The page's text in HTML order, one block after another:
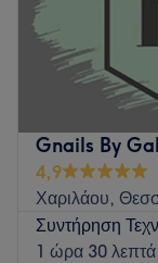
Το Noi Home
χώρος,
και
ποικιλία
άλλων.
αυτοπεποίθηση
ζωή και στόχος
αναζωογονητική
και ευτυχία.
Gnails By
4,9
Χαριλάου,
Συντήρηση
1 ώρα 30 λεπτά